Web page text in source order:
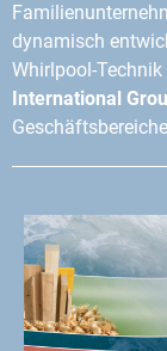
dynamisch
Whirlpool-
International